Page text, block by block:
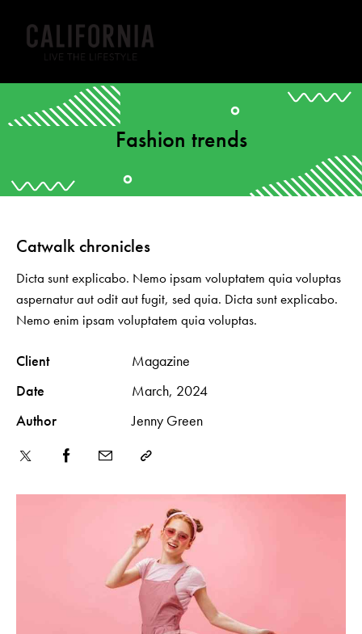
Fashion trends
Catwalk chronicles
Dicta sunt explicabo. Nemo ipsam voluptatem quia voluptas
aspernatur aut odit aut fugit, sed quia. Dicta sunt explicabo.
Nemo enim ipsam voluptatem quia voluptas.
Client
Magazine
Date
March, 2024
Author
Jenny Green